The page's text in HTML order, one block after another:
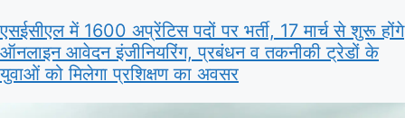
एसईसीएल में 1600 अप्रेंटिस पदों पर भर्ती, 17 मार्च से शुरू होंगे
ऑनलाइन आवेदन इंजीनियरिंग, प्रबंधन व तकनीकी ट्रेडों के
युवाओं को मिलेगा प्रशिक्षण का अवसर